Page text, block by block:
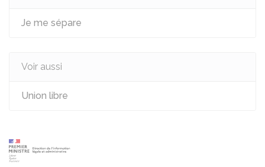
Je me sépare
Voir aussi
Union libre